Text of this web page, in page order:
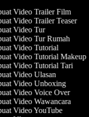
Video Trailer Film
Video Trailer Teaser
Video Tur
Video Tur Rumah
Video Tutorial
Video Tutorial Makeup
Video Tutorial Tari
Video Ulasan
Video Unboxing
Video Voice Over
Video Wawancara
Video YouTube